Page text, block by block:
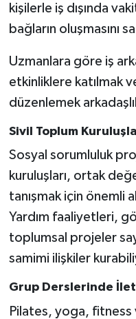
kişilerle iş dışında
bağların oluşmasını
Uzmanlara göre iş
etkinliklere katılmak
düzenlemek
Sivil Toplum
Sosyal sorumluluk
kuruluşları, ortak
tanışmak için önemli
Yardım faaliyetleri,
toplumsal projeler
samimi ilişkiler
Grup Derslerinde
Pilates, yoga, fitness